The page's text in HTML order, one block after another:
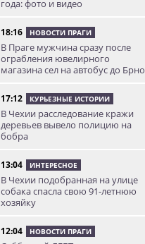
года: фото и видео
18:16 НОВОСТИ ПРАГИ
В Праге мужчина сразу после
ограбления ювелирного
магазина сел на автобус до Брно
17:12 КУРЬЕЗНЫЕ ИСТОРИИ
В Чехии расследование кражи
деревьев вывело полицию на
бобра
13:04 ИНТЕРЕСНОЕ
В Чехии подобранная на улице
собака спасла свою 91-летнюю
хозяйку
12:04 НОВОСТИ ПРАГИ